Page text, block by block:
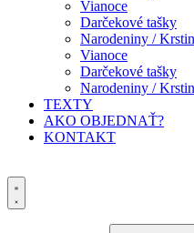
Vianoce
Darčekové tašky
Narodeniny /
Vianoce
Darčekové tašky
Narodeniny /
TEXTY
AKO OBJEDNAŤ?
KONTAKT